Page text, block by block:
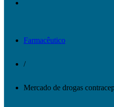
Farmacêutico
/
Mercado de drogas